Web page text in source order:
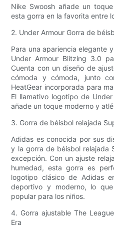
Nike Swoosh añade un
esta gorra en la favorita entre
2. Under Armour Gorra de
Para una apariencia elegante
Under Armour Blitzing 3.0
Cuenta con un diseño de
cómoda y cómoda, junto
HeatGear incorporada para
El llamativo logotipo de
añade un toque moderno y
3. Gorra de béisbol relajada
Adidas es conocida por sus
y la gorra de béisbol relajada
excepción. Con un ajuste
humedad, esta gorra es
logotipo clásico de Adidas
deportivo y moderno, lo
popular para los niños.
4. Gorra ajustable The
Era